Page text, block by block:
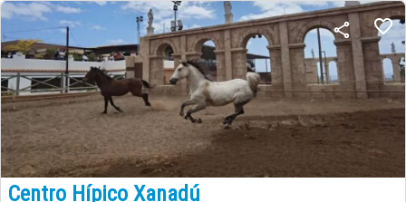
Centro Hípico Xanadú